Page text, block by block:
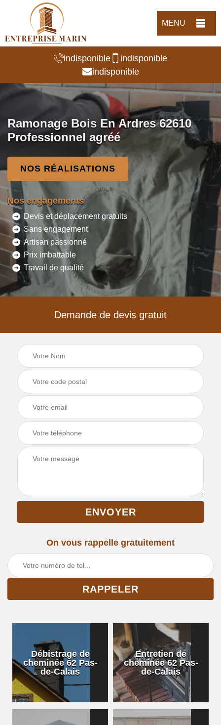
MENU
indisponible
indisponible
indisponible
Ramonage Bois En Ardres 62610
Professionnel agréé
NOS RÉALISATIONS
Nos engagements
Devis et déplacement gratuits
Sans engagement
Artisan passionné
Prix imbattable
Travail de qualité
Demande de devis gratuit
On vous rappelle gratuitement
Débistrage de
cheminée 62 Pas-
de-Calais
Entretien de
cheminée 62 Pas-
de-Calais